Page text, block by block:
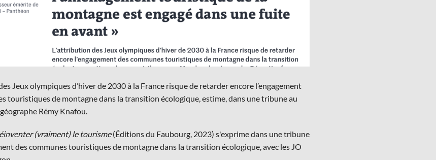
Jeux olympiques d’hiver de 2030 à la France risque de retarder encore l’engagement
touristiques de montagne dans la transition écologique, estime, dans une tribune au
Rémy Knafou.
(vraiment) le tourisme(Éditions du Faubourg, 2023) s'exprime dans une tribune
des communes touristiques de montagne dans la transition écologique, avec les JO